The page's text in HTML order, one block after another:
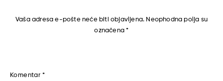
Vaša adresa e-pošte neće biti objavljena. Neophodna polja su
označena*
Komentar *